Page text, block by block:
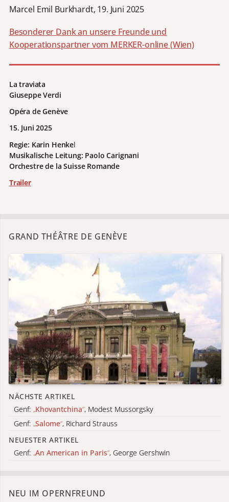
Marcel Emil Burkhardt, 19. Juni 2025
Besonderer Dank an unsere Freunde und
Kooperationspartner vom MERKER-online (Wien)
La traviata
Giuseppe Verdi
Opéra de Genève
15. Juni 2025
Regie: Karin Henkel
Musikalische Leitung: Paolo Carignani
Orchestre de la Suisse Romande
Trailer
GRAND THÉÂTRE DE GENÈVE
NÄCHSTE ARTIKEL
Genf: „Khovantchina“, Modest Mussorgsky
Genf: „Salome“, Richard Strauss
NEUESTER ARTIKEL
Genf: „An American in Paris“, George Gershwin
NEU IM OPERNFREUND